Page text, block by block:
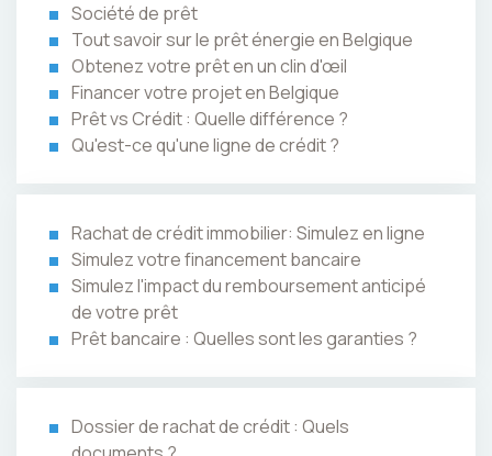
Société de prêt
Tout savoir sur le prêt énergie en Belgique
Obtenez votre prêt en un clin d'œil
Financer votre projet en Belgique
Prêt vs Crédit : Quelle différence ?
Qu'est-ce qu'une ligne de crédit ?
Rachat de crédit immobilier: Simulez en ligne
Simulez votre financement bancaire
Simulez l'impact du remboursement anticipé
de votre prêt
Prêt bancaire : Quelles sont les garanties ?
Dossier de rachat de crédit : Quels